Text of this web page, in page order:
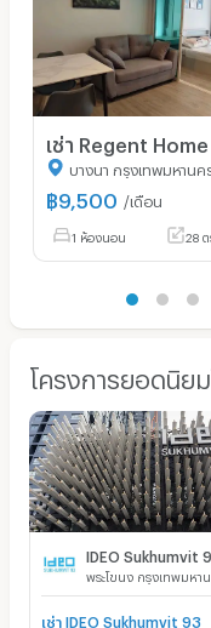
บางนา กรุงเทพมหานค
฿9,500 /เดือน
1 ห้องนอน 28 ต
โครงการยอดนิยม
IDEO Sukhumvit
พระโขนง กรุงเทพมหา
เช่า IDEO Sukhumvit 93